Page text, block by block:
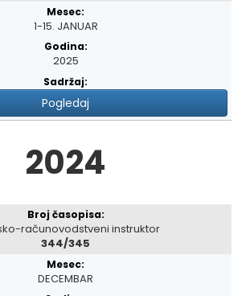
1-15. JANUAR
2025
Pogledaj
2024
računovodstveni instruktor
344/345
DECEMBAR